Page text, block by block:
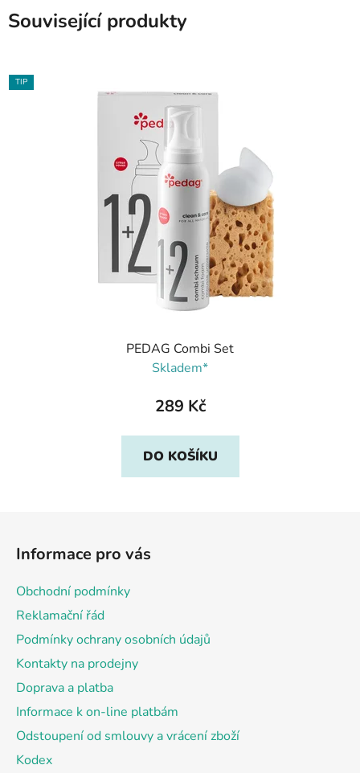
Související produkty
TIP
PEDAG Combi Set
Skladem*
289 Kč
DO KOŠÍKU
Informace pro vás
Obchodní podmínky
Reklamační řád
Podmínky ochrany osobních údajů
Kontakty na prodejny
Doprava a platba
Informace k on-line platbám
Odstoupení od smlouvy a vrácení zboží
Kodex